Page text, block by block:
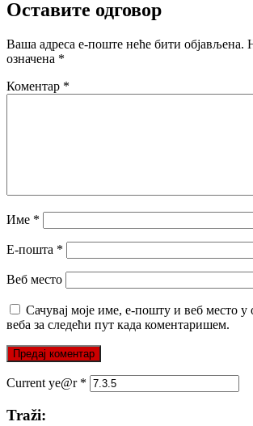
Оставите одговор
Ваша адреса е-поште неће бити објављена.
означена *
Коментар *
Име *
Е-пошта *
Веб место
Сачувај моје име, е-пошту и веб место у
веба за следећи пут када коментаришем.
Current ye@r *
Traži: